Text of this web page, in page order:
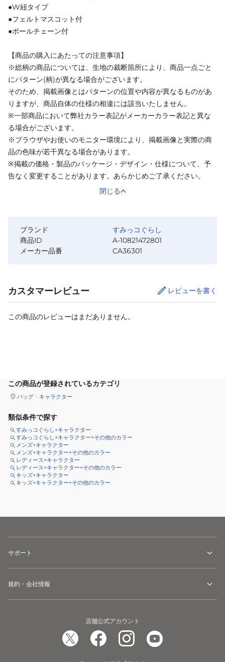
●W紐タイプ
●フェルトマスコット付
●ボールチェーン付
【商品の購入にあたっての注意事項】
※総柄の商品については、生地の裁断箇所により、商品一点ごと
にパターン(柄)が異なる場合がございます。
そのため、掲載画像とはパターンの位置や内容が異なるものがあ
りますが、商品自体の仕様の相違には該当いたしません。
※一部商品において弊社カラー表記がメーカーカラー表記と異な
る場合がございます。
※ブラウザやお使いのモニター環境により、掲載画像と実際の商
品の色味が若干異なる場合があります。
※掲載の価格・製品のパッケージ・デザイン・仕様について、予
告なく変更することがあります。あらかじめご了承ください。
閉じる
ブランド
すみっコぐらし
商品ID
A-10821472801
メーカー品番
CA36301
カスタマーレビュー レビューを書く
この商品のレビューはまだありません。
この商品が登録されているカテゴリ
バッグ キャラクター
類似条件で探す
すみっコぐらし×キャラクター
すみっコぐらし×キャラクター×その他のカラー
メンズ×キャラクター
メンズ×キャラクター×その他のカラー
レディース×キャラクター
レディース×キャラクター×その他のカラー
キッズ×キャラクター
キッズ×キャラクター×その他のカラー
サポート
規約・会社情報
店舗公式アカウント